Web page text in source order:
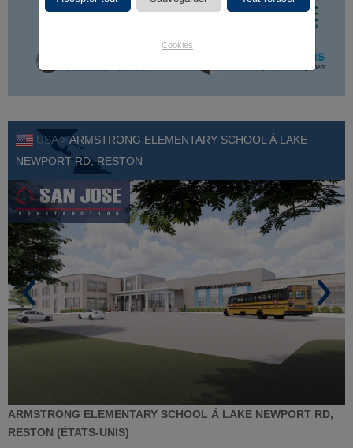
Cookies
USA >ARMSTRONG ELEMENTARY SCHOOL Á LAKE
NEWPORT RD, RESTON
ARMSTRONG ELEMENTARY SCHOOL Á LAKE NEWPORT RD,
RESTON (ÉTATS-UNIS)